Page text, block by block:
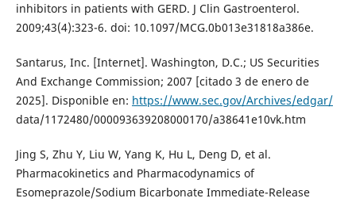
inhibitors in patients with GERD. J Clin Gastroenterol.
2009;43(4):323-6. doi: 10.1097/MCG.0b013e31818a386e.
Santarus, Inc. [Internet]. Washington, D.C.; US Securities
And Exchange Commission; 2007 [citado 3 de enero de
2025]. Disponible en: https://www.sec.gov/Archives/edgar/
data/1172480/000093639208000170/a38641e10vk.htm
Jing S, Zhu Y, Liu W, Yang K, Hu L, Deng D, et al.
Pharmacokinetics and Pharmacodynamics of
Esomeprazole/Sodium Bicarbonate Immediate-Release